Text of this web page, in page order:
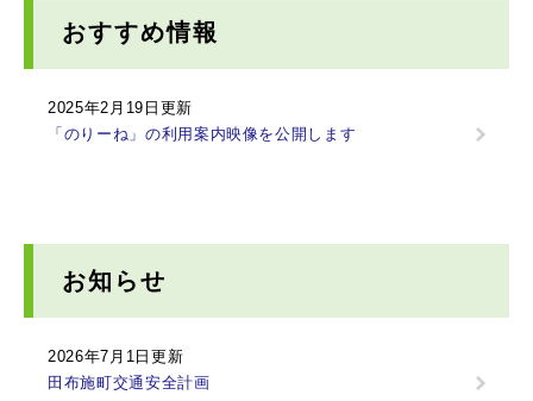
おすすめ情報
2025年2月19日更新
「のりーね」の利用案内映像を公開します
お知らせ
2026年7月1日更新
田布施町交通安全計画